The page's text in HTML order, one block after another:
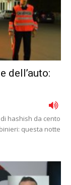
dell’auto:
hashish da cento
questa notte